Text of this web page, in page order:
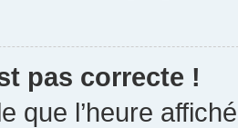
pas correcte !
que l’heure